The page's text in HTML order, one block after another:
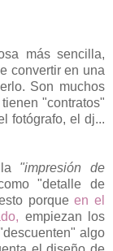
más sencilla,
convertir en una
Son muchos
"contratos"
fotógrafo, el dj...
"impresión de
"detalle de
porqueen el
empiezan los
algo